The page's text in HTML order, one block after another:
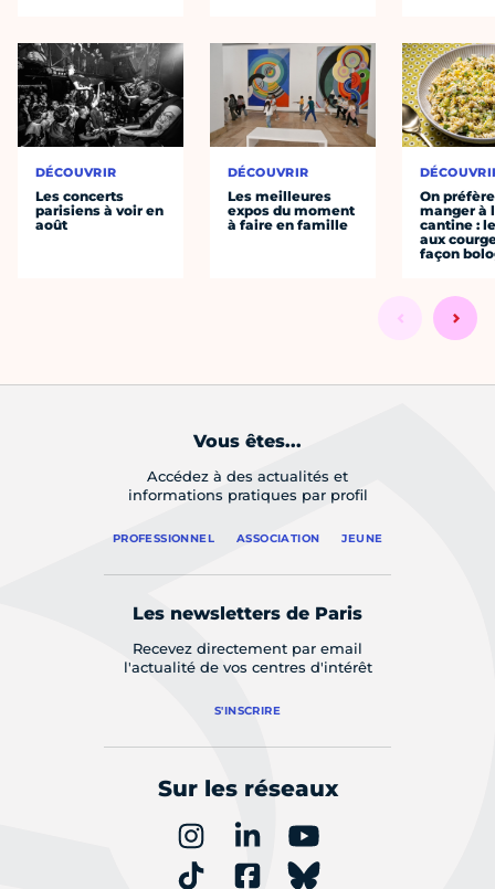
DÉCOUVRIR
Les concerts
parisiens à voir en
août
DÉCOUVRIR
Les meilleures
expos du moment
à faire en famille
On préfère
manger à
cantine :
aux
façon
Vous êtes...
Accédez à des actualités et
informations pratiques par profil
PROFESSIONNEL ASSOCIATION JEUNE
Les newsletters de Paris
Recevez directement par email
l'actualité de vos centres d'intérêt
S'INSCRIRE
Sur les réseaux